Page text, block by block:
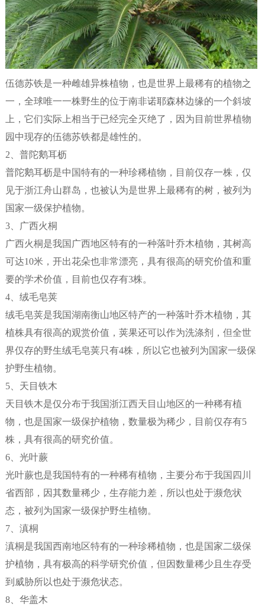
伍德苏铁是一种雌雄异株植物，也是世界上最稀有的植物之
一，全球唯一一株野生的位于南非诺耶森林边缘的一个斜坡
上，它们实际上相当于已经完全灭绝了，因为目前世界植物
园中现存的伍德苏铁都是雄性的。
2、普陀鹅耳枥
普陀鹅耳枥是中国特有的一种珍稀植物，目前仅存一株，仅
见于浙江舟山群岛，也被认为是世界上最稀有的树，被列为
国家一级保护植物。
3、广西火桐
广西火桐是我国广西地区特有的一种落叶乔木植物，其树高
可达10米，开出花朵也非常漂亮，具有很高的研究价值和重
要的学术价值，目前也仅存有3株。
4、绒毛皂荚
绒毛皂荚是我国湖南衡山地区特产的一种落叶乔木植物，其
植株具有很高的观赏价值，荚果还可以作为洗涤剂，但全世
界仅存的野生绒毛皂荚只有4株，所以它也被列为国家一级保
护野生植物。
5、天目铁木
天目铁木是仅分布于我国浙江西天目山地区的一种稀有植
物，也是国家一级保护植物，数量极为稀少，目前仅存有5
株，具有很高的研究价值。
6、光叶蕨
光叶蕨也是我国特有的一种稀有植物，主要分布于我国四川
省西部，因其数量稀少，生存能力差，所以也处于濒危状
态，被列为国家一级保护野生植物。
7、滇桐
滇桐是我国西南地区特有的一种珍稀植物，也是国家二级保
护植物，具有极高的科学研究价值，但因数量稀少且生存受
到威胁所以也处于濒危状态。
8、华盖木